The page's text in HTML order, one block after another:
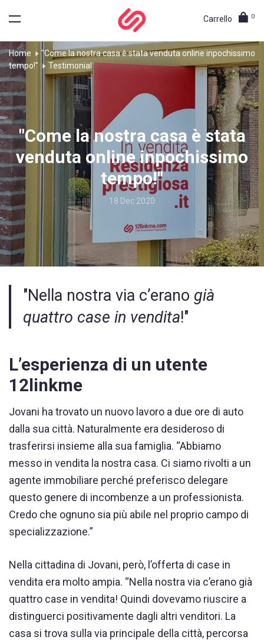
Carrello 0
Home
"Come la nostra casa è stata venduta online inpochissimo
tempo!"
Testimonial
"Come la nostra casa è stata
venduta online inpochissimo
tempo!"
18 Dec 2020
"Nella nostra via c’erano già
quattro case in vendita!"
L’esperienza di un utente
12linkme
Jovani ha trovato un nuovo lavoro a due ore di auto
dalla sua città. Naturalmente era desideroso di
trasferirsi insieme alla sua famiglia. “Abbiamo
messo in vendita la nostra casa. Ci siamo rivolti a un
agente immobiliare perché preferisco delegare
questo genere di incombenze a un professionista.
Credo che ognuno sia più abile nel proprio campo di
specializzazione.”
Nella cittadina di Jovani, però, l’offerta di case in
vendita era molto ampia. “Nella nostra via c’erano già
quattro case in vendita! Quindi dovevamo riuscire a
distinguerci positivamente dagli altri venditori. La
casa si trova sulla via principale della città, percorsa